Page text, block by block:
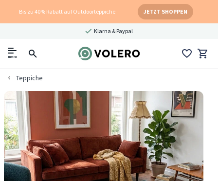
Bis zu 40% Rabatt auf Outdoorteppiche JETZT SHOPPEN
Klarna & Paypal
menu
Teppiche